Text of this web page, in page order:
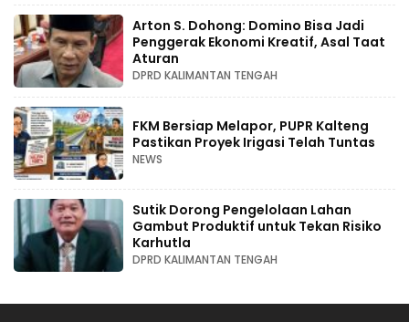
Arton S. Dohong: Domino Bisa Jadi
Penggerak Ekonomi Kreatif, Asal Taat
Aturan
DPRD KALIMANTAN TENGAH
FKM Bersiap Melapor, PUPR Kalteng
Pastikan Proyek Irigasi Telah Tuntas
NEWS
Sutik Dorong Pengelolaan Lahan
Gambut Produktif untuk Tekan Risiko
Karhutla
DPRD KALIMANTAN TENGAH